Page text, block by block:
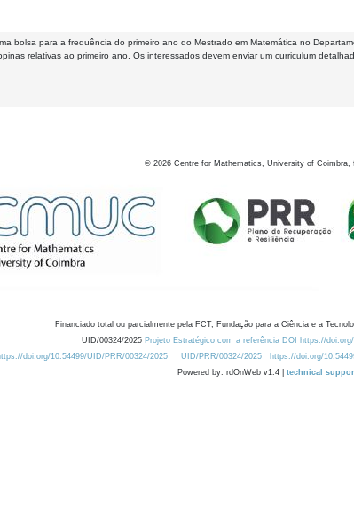
bolsa para a frequência do primeiro ano do Mestrado em Matemática no
relativas ao primeiro ano. Os interessados devem enviar um curriculum
© 2026 Centre for Mathematics, University of Coimbra,
Financiado total ou parcialmente pela FCT, Fundação para a Ciência e a
UID/00324/2025 Projeto Estratégico com a referência DOI https://
doi.org/10.54499/UID/PRR/00324/2025
UID/PRR/00324/2025 https://doi.org/
Powered by: rdOnWeb v1.4 | technical